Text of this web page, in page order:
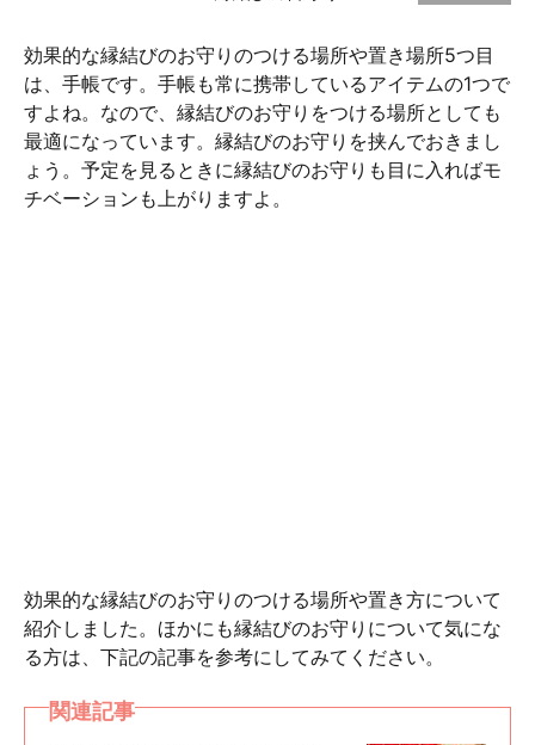
効果的な縁結びのお守りのつける場所や置き場所5つ目
は、手帳です。手帳も常に携帯しているアイテムの1つで
すよね。なので、縁結びのお守りをつける場所としても
最適になっています。縁結びのお守りを挟んでおきまし
ょう。予定を見るときに縁結びのお守りも目に入ればモ
チベーションも上がりますよ。
効果的な縁結びのお守りのつける場所や置き方について
紹介しました。ほかにも縁結びのお守りについて気にな
る方は、下記の記事を参考にしてみてください。
関連記事